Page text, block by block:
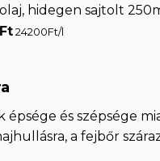
hidegen sajtolt
FtCurrent
24200Ft/l
épsége és szépsége
a fejbőr